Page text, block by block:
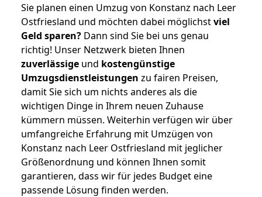
Sie planen einen Umzug von Konstanz nach Leer
Ostfriesland und möchten dabei möglichstviel
Geld sparen? Dann sind Sie bei uns genau
richtig! Unser Netzwerk bieten Ihnen
zuverlässige und kostengünstige
Umzugsdienstleistungen zu fairen Preisen,
damit Sie sich um nichts anderes als die
wichtigen Dinge in Ihrem neuen Zuhause
kümmern müssen. Weiterhin verfügen wir über
umfangreiche Erfahrung mit Umzügen von
Konstanz nach Leer Ostfriesland mit jeglicher
Größenordnung und können Ihnen somit
garantieren, dass wir für jedes Budget eine
passende Lösung finden werden.